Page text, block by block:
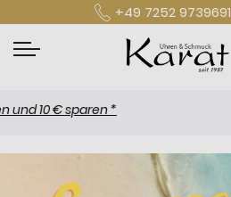
+49 7252 9739691
€ sparen *